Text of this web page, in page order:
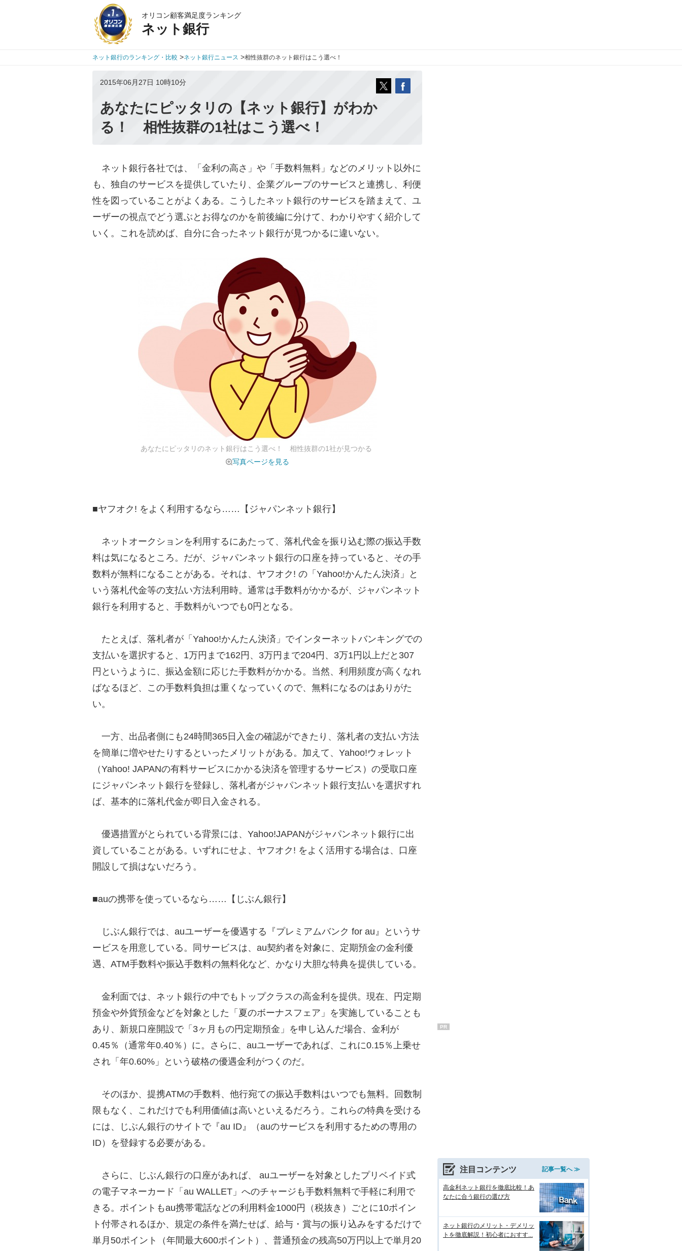
オリコン顧客満足度ランキング
ネット銀行
ネット銀行のランキング・比較 >ネット銀行ニュース >相性抜群のネット銀行はこう選べ！
2015年06月27日 10時10分
あなたにピッタリの【ネット銀行】がわか
る！ 相性抜群の1社はこう選べ！
ネット銀行各社では、「金利の高さ」や「手数料無料」などのメリット以外に
も、独自のサービスを提供していたり、企業グループのサービスと連携し、利便
性を図っていることがよくある。こうしたネット銀行のサービスを踏まえて、ユ
ーザーの視点でどう選ぶとお得なのかを前後編に分けて、わかりやすく紹介して
いく。これを読めば、自分に合ったネット銀行が見つかるに違いない。
あなたにピッタリのネット銀行はこう選べ！ 相性抜群の1社が見つかる
写真ページを見る
■ヤフオク! をよく利用するなら……【ジャパンネット銀行】
ネットオークションを利用するにあたって、落札代金を振り込む際の振込手数
料は気になるところ。だが、ジャパンネット銀行の口座を持っていると、その手
数料が無料になることがある。それは、ヤフオク! の「Yahoo!かんたん決済」と
いう落札代金等の支払い方法利用時。通常は手数料がかかるが、ジャパンネット
銀行を利用すると、手数料がいつでも0円となる。
たとえば、落札者が「Yahoo!かんたん決済」でインターネットバンキングでの
支払いを選択すると、1万円まで162円、3万円まで204円、3万1円以上だと307
円というように、振込金額に応じた手数料がかかる。当然、利用頻度が高くなれ
ばなるほど、この手数料負担は重くなっていくので、無料になるのはありがた
い。
一方、出品者側にも24時間365日入金の確認ができたり、落札者の支払い方法
を簡単に増やせたりするといったメリットがある。加えて、Yahoo!ウォレット
（Yahoo! JAPANの有料サービスにかかる決済を管理するサービス）の受取口座
にジャパンネット銀行を登録し、落札者がジャパンネット銀行支払いを選択すれ
ば、基本的に落札代金が即日入金される。
優遇措置がとられている背景には、Yahoo!JAPANがジャパンネット銀行に出
資していることがある。いずれにせよ、ヤフオク! をよく活用する場合は、口座
開設して損はないだろう。
■auの携帯を使っているなら……【じぶん銀行】
じぶん銀行では、auユーザーを優遇する『プレミアムバンク for au』というサ
ービスを用意している。同サービスは、au契約者を対象に、定期預金の金利優
遇、ATM手数料や振込手数料の無料化など、かなり大胆な特典を提供している。
金利面では、ネット銀行の中でもトップクラスの高金利を提供。現在、円定期
預金や外貨預金などを対象とした「夏のボーナスフェア」を実施していることも
あり、新規口座開設で「3ヶ月もの円定期預金」を申し込んだ場合、金利が
0.45％（通常年0.40％）に。さらに、auユーザーであれば、これに0.15％上乗せ
され「年0.60%」という破格の優遇金利がつくのだ。
そのほか、提携ATMの手数料、他行宛ての振込手数料はいつでも無料。回数制
限もなく、これだけでも利用価値は高いといえるだろう。これらの特典を受ける
には、じぶん銀行のサイトで『au ID』（auのサービスを利用するための専用の
ID）を登録する必要がある。
さらに、じぶん銀行の口座があれば、 auユーザーを対象としたプリベイド式
の電子マネーカード「au WALLET」へのチャージも手数料無料で手軽に利用で
きる。ポイントもau携帯電話などの利用料金1000円（税抜き）ごとに10ポイン
ト付帯されるほか、規定の条件を満たせば、給与・賞与の振り込みをするだけで
単月50ポイント（年間最大600ポイント）、普通預金の残高50万円以上で単月20
PR
注目コンテンツ 記事一覧へ ≫
高金利ネット銀行を徹底比較！あ
なたに合う銀行の選び方
ネット銀行のメリット・デメリッ
トを徹底解説！初心者におすす...